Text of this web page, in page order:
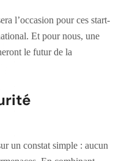
l’occasion pour ces start-
Et pour nous, une
le futur de la
un constat simple : aucun